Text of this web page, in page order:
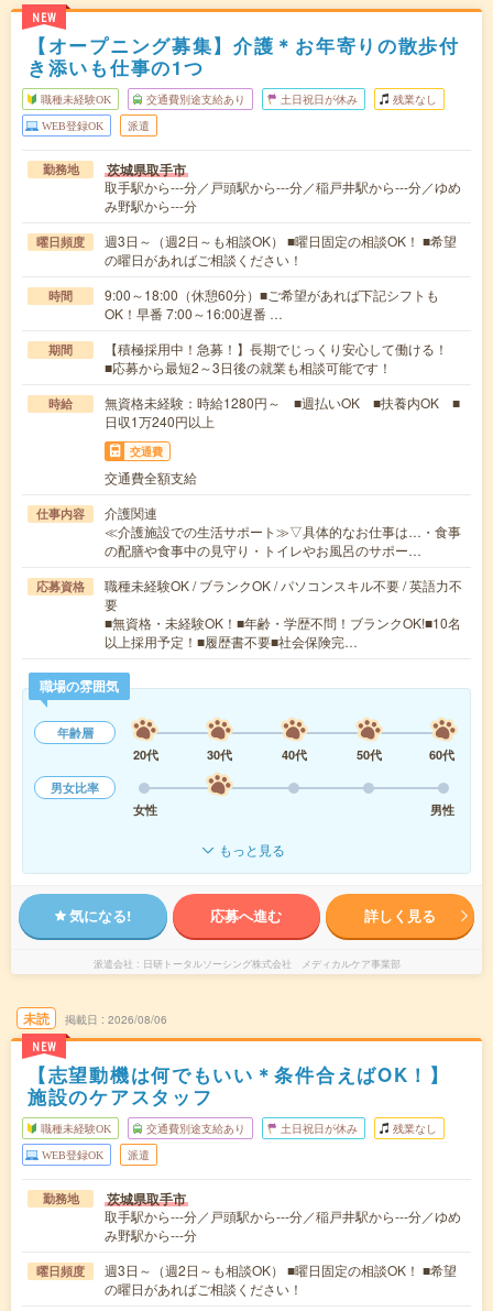
NEW
【オープニング募集】介護＊お年寄りの散歩付
き添いも仕事の1つ
職種未経験OK 交通費別途支給あり 土日祝日が休み 残業なし
WEB登録OK 派遣
勤務地 茨城県取手市
取手駅から---分／戸頭駅から---分／稲戸井駅から---分／ゆめ
み野駅から---分
曜日頻度
週3日～（週2日～も相談OK） ■曜日固定の相談OK！ ■希望
の曜日があればご相談ください！
時間
9:00～18:00（休憩60分）■ご希望があれば下記シフトも
OK！早番 7:00～16:00遅番 …
期間
【積極採用中！急募！】長期でじっくり安心して働ける！
■応募から最短2～3日後の就業も相談可能です！
時給
無資格未経験：時給1280円～ ■週払いOK ■扶養内OK ■
日収1万240円以上
交通費
交通費全額支給
仕事内容
介護関連
≪介護施設での生活サポート≫▽具体的なお仕事は…・食事
の配膳や食事中の見守り・トイレやお風呂のサポー…
応募資格
職種未経験OK / ブランクOK / パソコンスキル不要 / 英語力不
要
■無資格・未経験OK！■年齢・学歴不問！ブランクOK!■10名
以上採用予定！■履歴書不要■社会保険完…
職場の雰囲気
年齢層
20代
30代 40代 50代
60代
男女比率
女性
男性
もっと見る
気になる! 応募へ進む 詳しく見る
派遣会社 日研トータルソーシング株式会社 メディカルケア事業部
未読
NEW
掲載日 2026/08/06
【志望動機は何でもいい＊条件合えばOK！】
施設のケアスタッフ
職種未経験OK 交通費別途支給あり 土日祝日が休み 残業なし
WEB登録OK 派遣
勤務地 茨城県取手市
取手駅から---分／戸頭駅から---分／稲戸井駅から---分／ゆめ
み野駅から---分
曜日頻度
週3日～（週2日～も相談OK） ■曜日固定の相談OK！ ■希望
の曜日があればご相談ください！